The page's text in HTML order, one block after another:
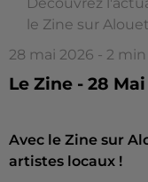
le Zine sur
28 mai 2026 - 2 min
Le Zine - 28
Avec le Zine sur
artistes locaux !